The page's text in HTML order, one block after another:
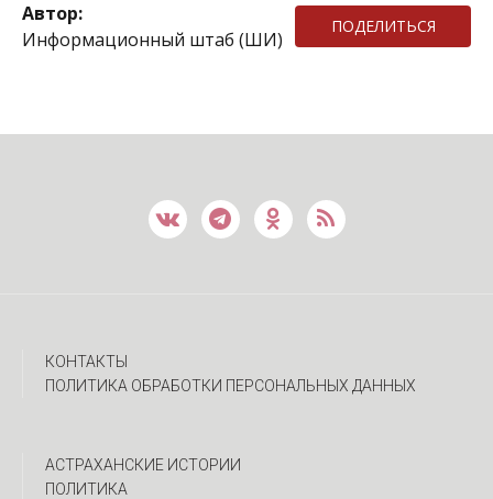
Автор:
Информационный штаб (ШИ)
ПОДЕЛИТЬСЯ
КОНТАКТЫ
ПОЛИТИКА ОБРАБОТКИ ПЕРСОНАЛЬНЫХ ДАННЫХ
АСТРАХАНСКИЕ ИСТОРИИ
ПОЛИТИКА